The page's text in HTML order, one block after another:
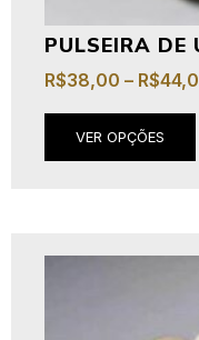
PULSEIRA
R$38,00 – R$
VER OPÇÕES